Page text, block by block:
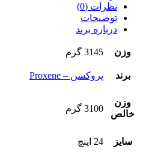
نظرات (0)
توضیحات
درباره برند
وزن 3145 گرم
برند پروکسن – Proxene
وزن
خالص
3100 گرم
سایز 24 اینچ